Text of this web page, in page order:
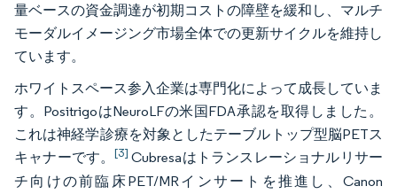
量ベースの資金調達が初期コストの障壁を緩和し、マルチ
モーダルイメージング市場全体での更新サイクルを維持し
ています。
ホワイトスペース参入企業は専門化によって成長していま
す。PositrigoはNeuroLFの米国FDA承認を取得しました。
これは神経学診療を対象としたテーブルトップ型脳PETス
キャナーです。[3] Cubresaはトランスレーショナルリサー
チ向けの前臨床PET/MRインサートを推進し、Canon